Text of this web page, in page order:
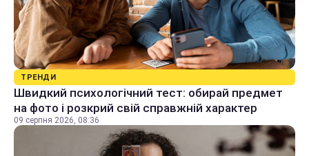
ТРЕНДИ
Швидкий психологічний тест: обирай предмет
на фото і розкрий свій справжній характер
09 серпня 2026, 08:36